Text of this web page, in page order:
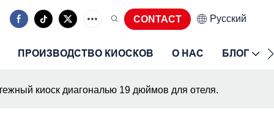
CONTACT Pусский
ПРОИЗВОДСТВО КИОСКОВ О НАС БЛОГ
киоск диагональю 19 дюймов для отеля.